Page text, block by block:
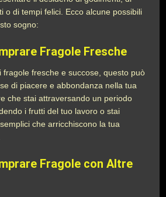
o di tempi felici. Ecco alcune possibili
sogno:
Fragole Fresche
fragole fresche e succose, questo può
di piacere e abbondanza nella tua
che stai attraversando un periodo
i frutti del tuo lavoro o stai
che arricchiscono la tua
Fragole con Altre